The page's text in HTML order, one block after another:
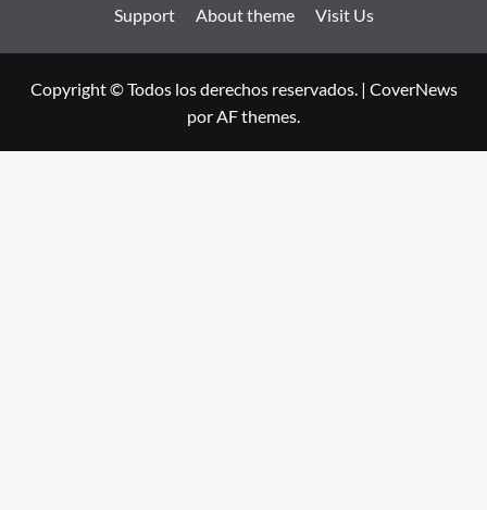
Support About theme Visit Us
Copyright © Todos los derechos reservados. | CoverNews
por AF themes.